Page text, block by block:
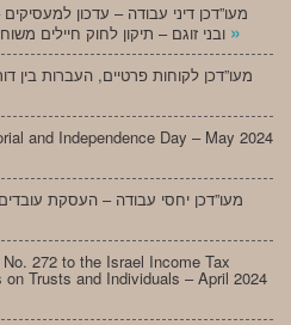
מעו”דכן דיני עבודה – עדכון
»
מעו”דכן לקוחות פרטיים, העברות בין
and Independence Day – May 2024
מעו”דכן יחסי עבודה – העסקת
272 to the Israel Income Tax
Trusts and Individuals – April 2024